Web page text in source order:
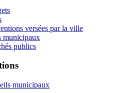
versées par la ville
municipaux
publics
municipaux